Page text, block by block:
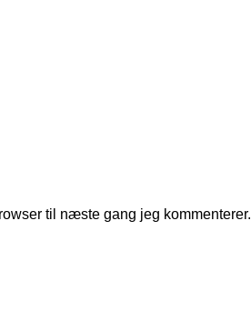
til næste gang jeg kommenterer.